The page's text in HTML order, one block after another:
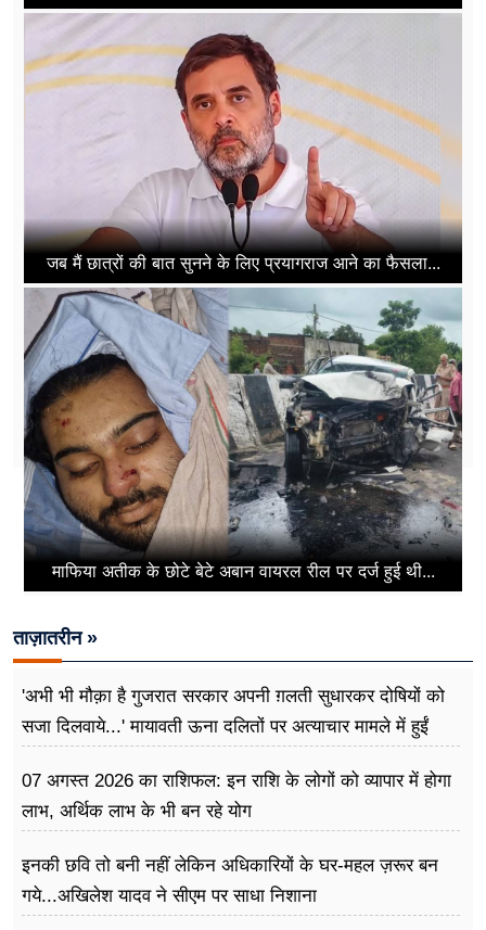
जब मैं छात्रों की बात सुनने के लिए प्रयागराज आने का फैसला...
माफिया अतीक के छोटे बेटे अबान वायरल रील पर दर्ज हुई थी...
ताज़ातरीन »
'अभी भी मौक़ा है गुजरात सरकार अपनी ग़लती सुधारकर दोषियों को
सजा दिलवाये...' मायावती ऊना दलितों पर अत्याचार मामले में हुईं
07 अगस्त 2026 का राशिफल: इन राशि के लोगों को व्यापार में होगा
लाभ, अर्थिक लाभ के भी बन रहे योग
इनकी छवि तो बनी नहीं लेकिन अधिकारियों के घर-महल ज़रूर बन
गये...अखिलेश यादव ने सीएम पर साधा​ निशाना